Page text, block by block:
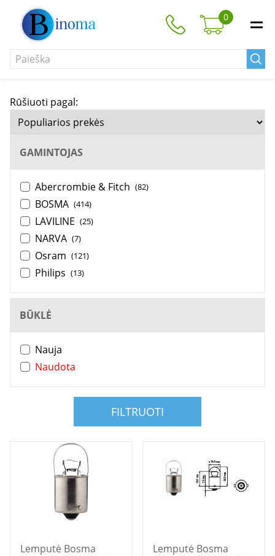
0
Rūšiuoti pagal:
GAMINTOJAS
Abercrombie & Fitch (82)
BOSMA (414)
LAVILINE (25)
NARVA (7)
Osram (121)
Philips (13)
BŪKLĖ
Nauja
Naudota
FILTRUOTI
Lemputė Bosma
Lemputė Bosma